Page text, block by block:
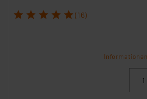
1 2 3 4 5 (16)